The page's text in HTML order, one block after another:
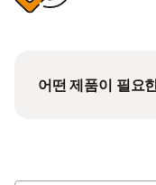
어떤 제품이 필요